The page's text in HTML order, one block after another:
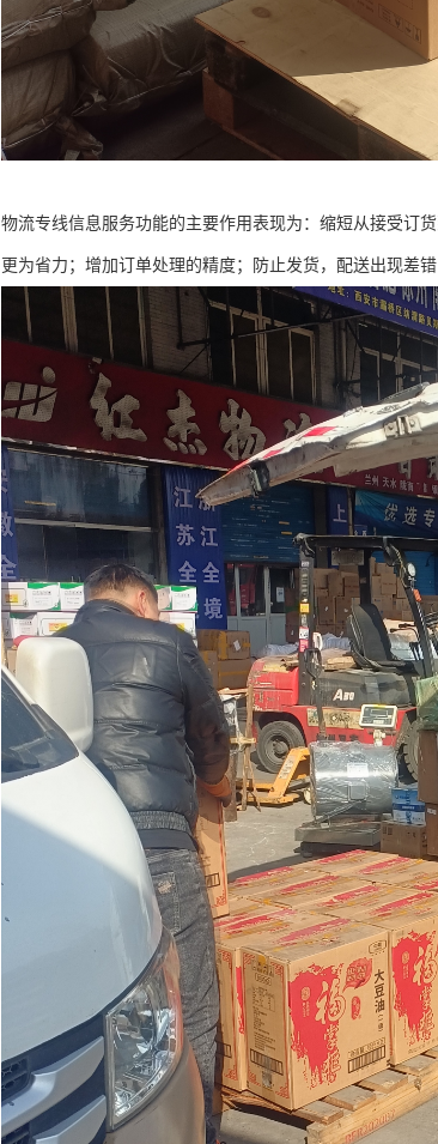
物流专线信息服务功能的主要作用表现为：缩短从接受订
更为省力；增加订单处理的精度；防止发货，配送出现差